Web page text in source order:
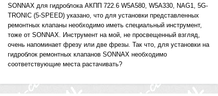
SONNAX для гидроблока АКПП 722.6 W5A580, W5A330, NAG1, 5G-
TRONIC (5-SPEED) указано, что для установки представленных
ремонтных клапаны необходимо иметь специальный инструмент,
тоже от SONNAX. Инструмент на мой, не просвещенный взгляд,
очень напоминает фрезу или две фрезы. Так что, для установки на
гидроблок ремонтных клапанов SONNAX необходимо
соответствующие места растачивать?